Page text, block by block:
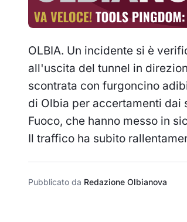
OLBIA. Un incidente si è
all'uscita del tunnel in
scontrata con furgoncino
di Olbia per accertamenti dai
Fuoco, che hanno messo in
Il traffico ha subito
Pubblicato da Redazione Olbianova